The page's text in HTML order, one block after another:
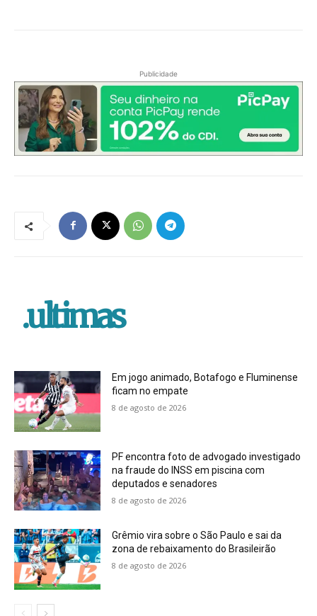
Publicidade
.ultimas
Em jogo animado, Botafogo e Fluminense
ficam no empate
8 de agosto de 2026
PF encontra foto de advogado investigado
na fraude do INSS em piscina com
deputados e senadores
8 de agosto de 2026
Grêmio vira sobre o São Paulo e sai da
zona de rebaixamento do Brasileirão
8 de agosto de 2026